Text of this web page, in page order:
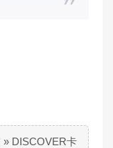
» DISCOVER卡